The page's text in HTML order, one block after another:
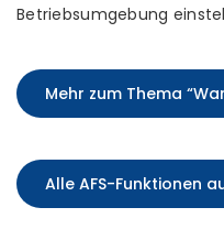
Betriebsumgebung
Mehr zum Thema
Alle AFS-Funktionen